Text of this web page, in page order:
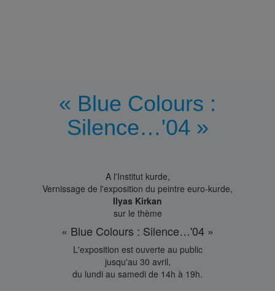
« Blue Colours :
Silence…'04 »
A l'Institut kurde,
Vernissage de l'exposition du peintre euro-kurde,
Ilyas Kirkan
sur le thème
« Blue Colours : Silence…'04 »
L'exposition est ouverte au public
jusqu'au 30 avril,
du lundi au samedi de 14h à 19h.